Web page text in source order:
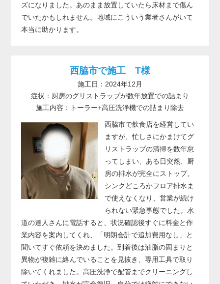
ズになりました。あのまま放置していたら床材まで傷ん
でいたかもしれません。地域にこういう業者さんがいて
本当に助かります。
西脇市で施工 T様
施工日：2024年12月
症状：厨房のグリストラップが数年放置での詰まり
施工内容：トーラー+高圧洗浄機での詰まり除去
西脇市で飲食店を経営してい
ますが、忙しさにかまけてグ
リストラップの清掃を数年怠
ってしまい、ある日突然、厨
房の排水が完全にストップ。
シンクどころかフロア排水ま
で使えなくなり、営業が続け
られない緊急事態でした。水
道の達人さんに電話すると、状況確認後すぐに料金と作
業内容を案内してくれ、「明朗会計で追加費用なし」と
聞いてすぐ依頼を決めました。到着後は油脂の固まりと
異物が複雑に絡んでいることを見抜き、専用工具で取り
除いてくれました。高圧洗浄で配管までクリーニングし